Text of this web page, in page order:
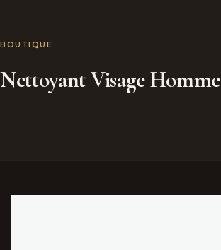
BOUTIQUE
Nettoyant Visage Homme